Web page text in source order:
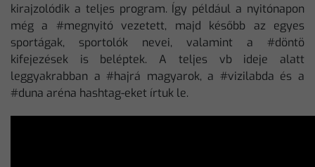
kirajzolódik a teljes program. Így például a nyitónapon
még a #megnyitó vezetett, majd később az egyes
sportágak, sportolók nevei, valamint a #döntö
kifejezések is beléptek. A teljes vb ideje alatt
leggyakrabban a #hajrá magyarok, a #vizilabda és a
#duna aréna hashtag-eket írtuk le.